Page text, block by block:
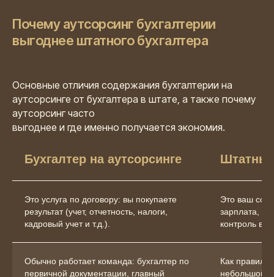
Почему аутсорсинг бухгалтерии
выгоднее штатного бухгалтера
Основные отличия содержания бухгалтерии на
аутсорсинге от бухгалтера в штате, а также почему
аутсорсинг часто
выгоднее и где именно получается экономия.
Бухгалтер на аутсорсинге
Это услуга по договору: вы покупаете
результат (учет, отчетность, налоги,
кадровый учет и т.д.).
Это ваш
зарплата,
контроль
Обычно работает команда: бухгалтер по
первичной документации, главный
Как
небольшой